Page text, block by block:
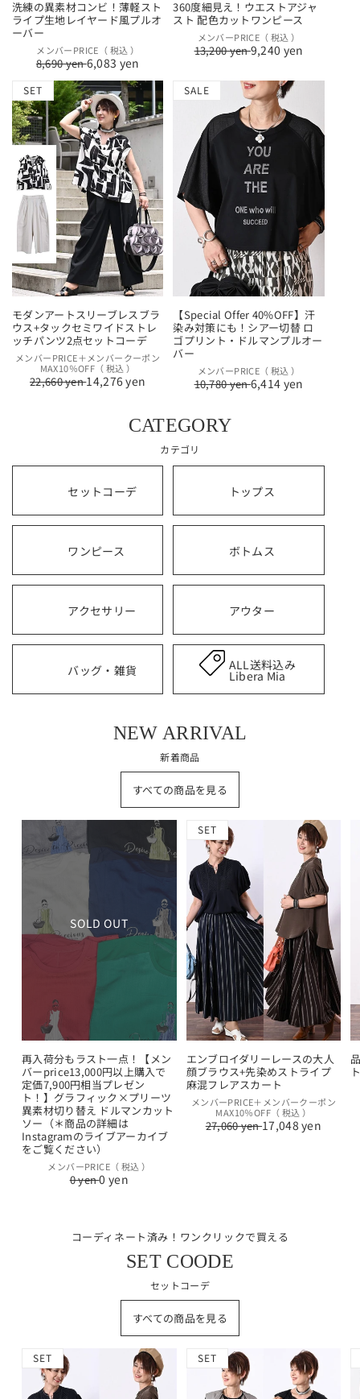
洗練の異素材コンビ！薄軽スト
ライプ生地レイヤード風プルオ
ーバー
通
常
価
格
セ
ー
ル
価
格
メンバーPRICE（ 税込 ）
8,690 yen6,083 yen
360度細見え！ウエストアジャ
スト 配色カットワンピース
通
常
格
セ
ー
価
格
メンバーPRICE（ 税込 ）
13,200 yen9,240 yen
SET
モダンアートスリーブレスブラ
ウス+タックセミワイドストレ
ッチパンツ2点セットコーデ
通
常
価
セ
ー
ル
メンバーPRICE＋メンバークーポン
MAX10％OFF（ 税込 ）
22,660 yen14,276 yen
SALE
【Special Offer 40%OFF】汗
染み対策にも！シアー切替 ロ
ゴプリント・ドルマンプルオー
バー
通
常
セ
ー
メンバーPRICE（ 税込 ）
10,780 yen6,414 yen
CATEGORY
カテゴリ
セットコーデ トップス
ワンピース ボトムス
アクセサリー アウター
バッグ・雑貨 ALL送料込み
Libera Mia
NEW ARRIVAL
新着商品
すべての商品を見る
SOLD OUT
再入荷分もラスト一点！【メン
バーprice13,000円以上購入で
定価7,900円相当プレゼン
ト！】グラフィック×プリーツ
異素材切り替え ドルマンカット
ソー（＊商品の詳細は
Instagramのライブアーカイブ
をご覧ください）
通
常
セ
ー
メンバーPRICE（ 税込 ）
0 yen0 yen
SET
エンブロイダリーレースの大人
顔ブラウス+先染めストライプ
麻混フレアスカート
通
常
価
セ
ー
ル
メンバーPRICE＋メンバークーポン
MAX10％OFF（ 税込 ）
27,060 yen17,048 yen
コーディネート済み！ワンクリックで買える
SET COODE
セットコーデ
すべての商品を見る
SET SET